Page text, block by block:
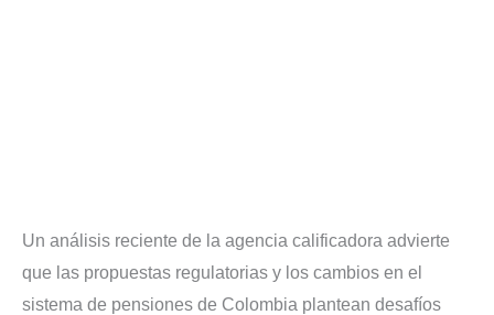
Un análisis reciente de la agencia calificadora advierte
que las propuestas regulatorias y los cambios en el
sistema de pensiones de Colombia plantean desafíos